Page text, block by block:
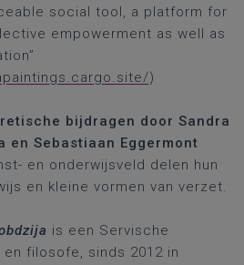
social tool, a platform for
empowerment as well as
)
bijdragen door Sandra
en Sebastiaan Eggermont
en onderwijsveld delen hun
en kleine vormen van verzet.
is een Servische
filosofe, sinds 2012 in